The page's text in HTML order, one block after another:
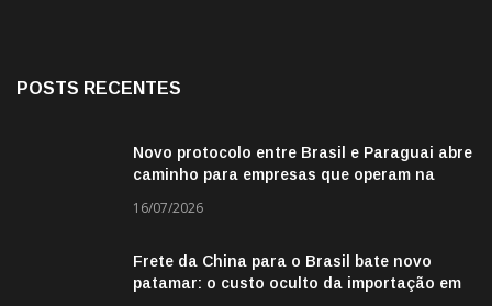
POSTS RECENTES
Novo protocolo entre Brasil e Paraguai abre
caminho para empresas que operam na
16/07/2026
Frete da China para o Brasil bate novo
patamar: o custo oculto da importação em